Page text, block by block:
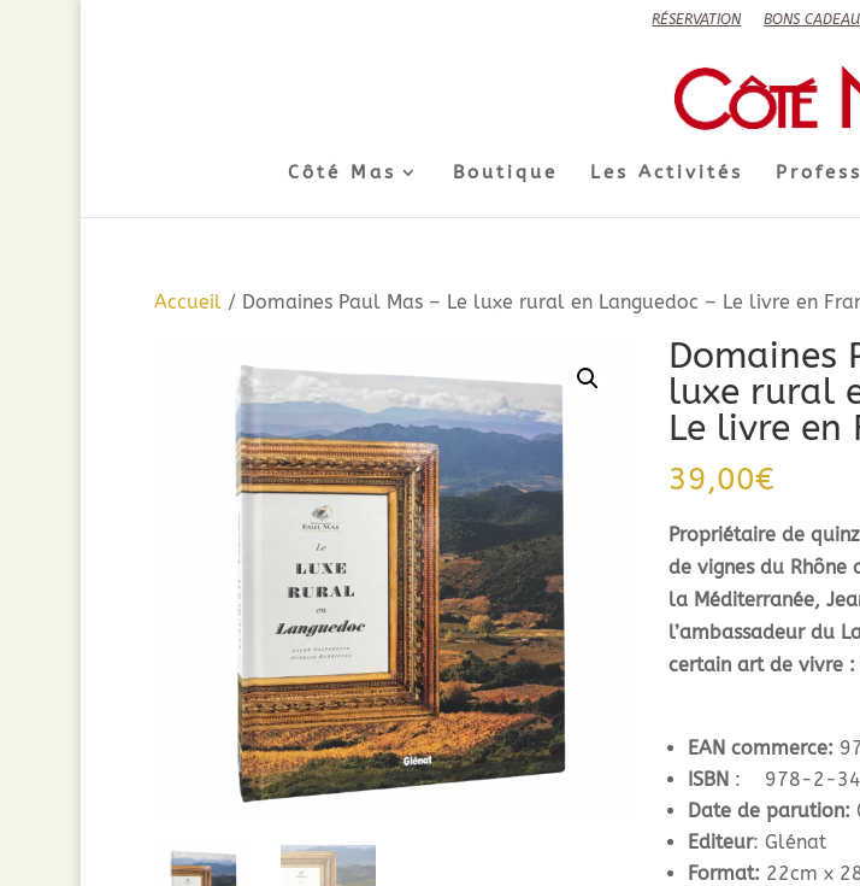
RÉSERVATION BONS
Côté Mas Boutique Les Activités
Accueil/ Domaines Paul Mas – Le luxe rural en Languedoc – Le livre en
Domaines
luxe rural
Le livre en
39,00€
Propriétaire de
de vignes du Rhône
la Méditerranée,
l’ambassadeur du
certain art de vivre
EAN commerce:
ISBN : 978-2-
Date de parution:
Editeur: Glénat
Format: 22cm x